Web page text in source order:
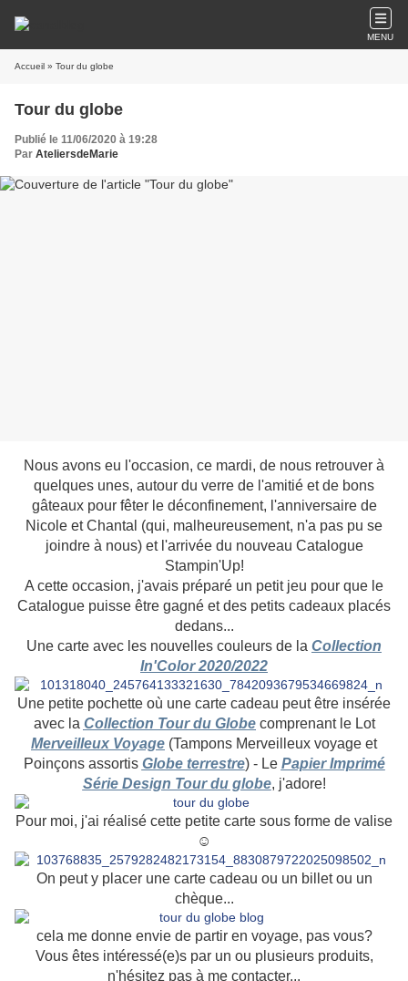
MENU
Accueil » Tour du globe
Tour du globe
Publié le 11/06/2020 à 19:28
Par AteliersdeMarie
Nous avons eu l'occasion, ce mardi, de nous retrouver à
quelques unes, autour du verre de l'amitié et de bons
gâteaux pour fêter le déconfinement, l'anniversaire de
Nicole et Chantal (qui, malheureusement, n'a pas pu se
joindre à nous) et l'arrivée du nouveau Catalogue
Stampin'Up!
A cette occasion, j'avais préparé un petit jeu pour que le
Catalogue puisse être gagné et des petits cadeaux placés
dedans...
Une carte avec les nouvelles couleurs de la Collection
In'Color 2020/2022
Une petite pochette où une carte cadeau peut être insérée
avec la Collection Tour du Globecomprenant le Lot
Merveilleux Voyage (Tampons Merveilleux voyage et
Poinçons assortis Globe terrestre) - Le Papier Imprimé
Série Design Tour du globe, j'adore!
Pour moi, j'ai réalisé cette petite carte sous forme de valise
☺
On peut y placer une carte cadeau ou un billet ou un
chèque...
cela me donne envie de partir en voyage, pas vous?
Vous êtes intéressé(e)s par un ou plusieurs produits,
n'hésitez pas à me contacter...